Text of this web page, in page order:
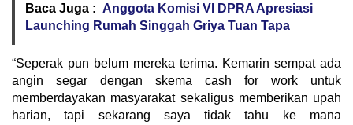
Baca Juga : Anggota Komisi VI DPRA Apresiasi
Launching Rumah Singgah Griya Tuan Tapa
“Seperak pun belum mereka terima. Kemarin sempat ada
angin segar dengan skema cash for work untuk
memberdayakan masyarakat sekaligus memberikan upah
harian, tapi sekarang saya tidak tahu ke mana